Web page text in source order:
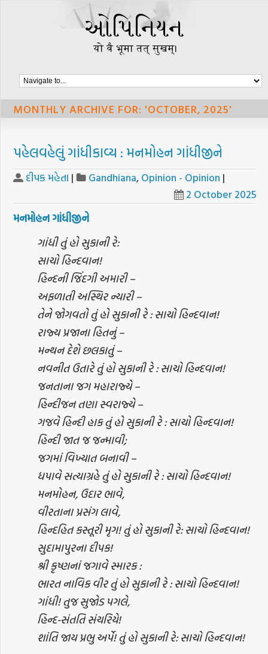
MONTHLY ARCHIVE FOR: 'OCTOBER, 2025'
પહેલવહેલું ગાંધીકાવ્ય : મનમોહન ગાંધીજીને
દીપક મહેતા | Gandhiana, Opinion - Opinion |
2 October 2025
મનમોહન ગાંધીજીને
ગાંધી તું હો સુકાની રે:
સાચો હિન્દવાન!
હિન્દની જિંદગી અમારી –
અફળાતી અસ્થિર ન્યારી –
તેને જોગવતો તું હો સુકાની રે : સાચો હિન્દવાન!
રાજ્ય પ્રજાના હિતનું –
મન્થન દેશે છલકાતું –
નવનીત ઉતારે તું હો સુકાની રે : સાચો હિન્દવાન!
જનતાના જગ મહારાજ્યે –
હિન્દીજન તણા સ્વરાજ્યે –
ગજવે હિન્દી હાક તું હો સુકાની રે : સાચો હિન્દવાન!
હિન્દી જાત જ જન્માવી;
જગમાં વિખ્યાત બનાવી –
ધપાવે સત્યાગ્રહે તું હો સુકાની રે : સાચો હિન્દવાન!
મનમોહન, ઉદાર ભાવે,
વીરતાના પ્રસંગ લાવે,
હિન્દહિત કસ્તૂરી મૃગ! તું હો સુકાની રે: સાચો હિન્દવાન!
સુદામાપુરના દીપક!
શ્રી કૃષ્ણનાં જગાવે સ્મારક :
ભારત નાવિક વીર તું હો સુકાની રે : સાચો હિન્દવાન!
ગાંધી! તુજ સુજોડ પગલે,
હિન્દ-સંતતિ સંચરિયે!
શાંતિ જાય પ્રભુ અર્પે! તું હો સુકાની રે: સાચો હિન્દવાન!